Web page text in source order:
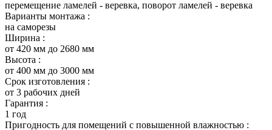
перемещение ламелей - веревка, поворот ламелей - веревка
Варианты монтажа :
на саморезы
Ширина :
от 420 мм до 2680 мм
Высота :
от 400 мм до 3000 мм
Срок изготовления :
от 3 рабочих дней
Гарантия :
1 год
Пригодность для помещений с повышенной влажностью :